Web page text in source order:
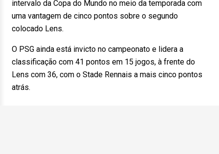
intervalo da Copa do Mundo no meio da temporada com
uma vantagem de cinco pontos sobre o segundo
colocado Lens.
O PSG ainda está invicto no campeonato e lidera a
classificação com 41 pontos em 15 jogos, à frente do
Lens com 36, com o Stade Rennais a mais cinco pontos
atrás.